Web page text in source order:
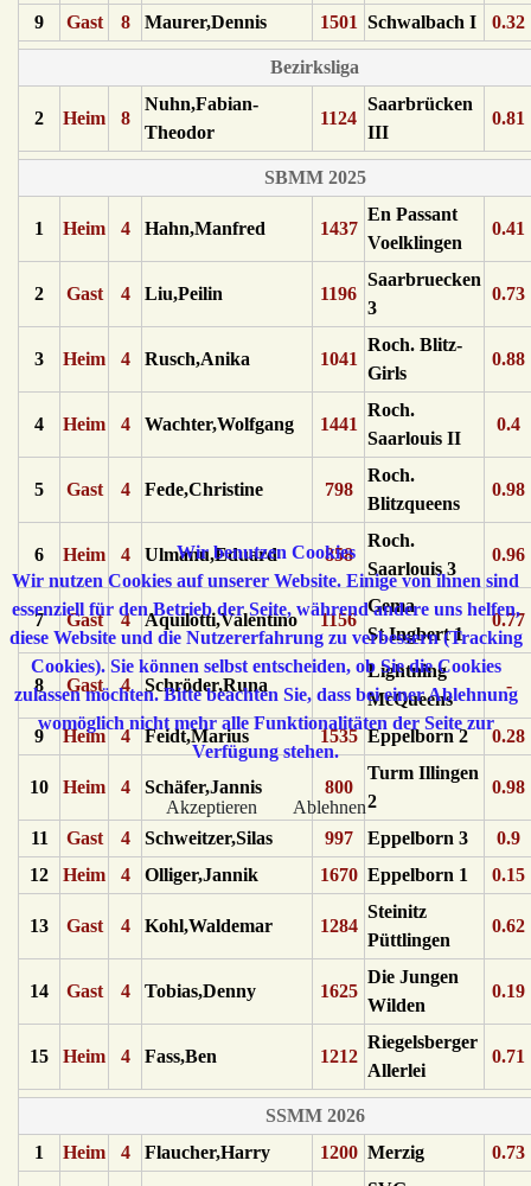
9
Gast 8 Maurer,Dennis 1501 Schwalbach I 0.32
Bezirksliga
2 Heim 8
Nuhn,Fabian-
Theodor
1124
Saarbrücken
III
0.81
SBMM 2025
1 Heim 4 Hahn,Manfred 1437
En Passant
Voelklingen
0.41
2 Gast 4 Liu,Peilin 1196
Saarbruecken
3
0.73
3 Heim 4 Rusch,Anika 1041
Roch. Blitz-
Girls
0.88
4 Heim 4 Wachter,Wolfgang 1441
Roch.
Saarlouis II
0.4
5 Gast 4 Fede,Christine 798
Roch.
Blitzqueens
0.98
6 Heim 4 Ulmanu,Eduard 858
Roch.
Saarlouis 3
0.96
7 Gast 4 Aquilotti,Valentino 1156
Gema
St.Ingbert 1
0.77
8 Gast 4 Schröder,Runa
Lightning
McQueens
-
9 Heim 4 Feidt,Marius 1535 Eppelborn 2 0.28
10 Heim 4 Schäfer,Jannis 800
Turm Illingen
2
0.98
11 Gast 4 Schweitzer,Silas 997 Eppelborn 3
0.9
12
Heim 4 Olliger,Jannik 1670 Eppelborn 1 0.15
13 Gast 4 Kohl,Waldemar 1284
Steinitz
Püttlingen
0.62
14 Gast 4 Tobias,Denny 1625
Die Jungen
Wilden
0.19
15 Heim 4 Fass,Ben 1212
Riegelsberger
Allerlei
0.71
SSMM 2026
1
Heim 4 Flaucher,Harry 1200 Merzig 0.73
Wir benutzen Cookies
Wir nutzen Cookies auf unserer Website. Einige von ihnen sind
essenziell für den Betrieb der Seite, während andere uns helfen,
diese Website und die Nutzererfahrung zu verbessern (Tracking
Cookies). Sie können selbst entscheiden, ob Sie die Cookies
zulassen möchten. Bitte beachten Sie, dass bei einer Ablehnung
womöglich nicht mehr alle Funktionalitäten der Seite zur
Verfügung stehen.
Akzeptieren Ablehnen